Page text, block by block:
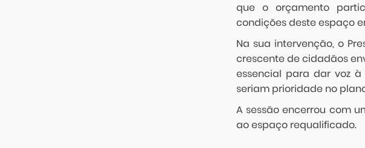
que o orçamento
condições deste espaço
Na sua intervenção, o
crescente de cidadãos
essencial para dar voz
seriam prioridade no
A sessão encerrou com
ao espaço requalificado.